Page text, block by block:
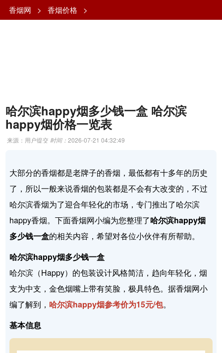
香烟网 > 香烟价格 >
哈尔滨happy烟多少钱一盒 哈尔滨
happy烟价格一览表
来源：用户提交 时间：2026-07-21 04:32:49
大部分的香烟都是老牌子的香烟，最低都有十多年的历史
了，所以一般来说香烟的包装都是不会有大改变的，不过
哈尔滨香烟为了迎合年轻化的市场，专门推出了哈尔滨
happy香烟。下面香烟网小编为您整理了哈尔滨happy烟
多少钱一盒的相关内容，希望对各位小伙伴有所帮助。
哈尔滨happy烟多少钱一盒
哈尔滨（Happy）的包装设计风格简洁，趋向年轻化，烟
支为中支，金色烟嘴上带有笑脸，极具特色。据香烟网小
编了解到， 哈尔滨happy烟参考价为15元/包。
基本信息